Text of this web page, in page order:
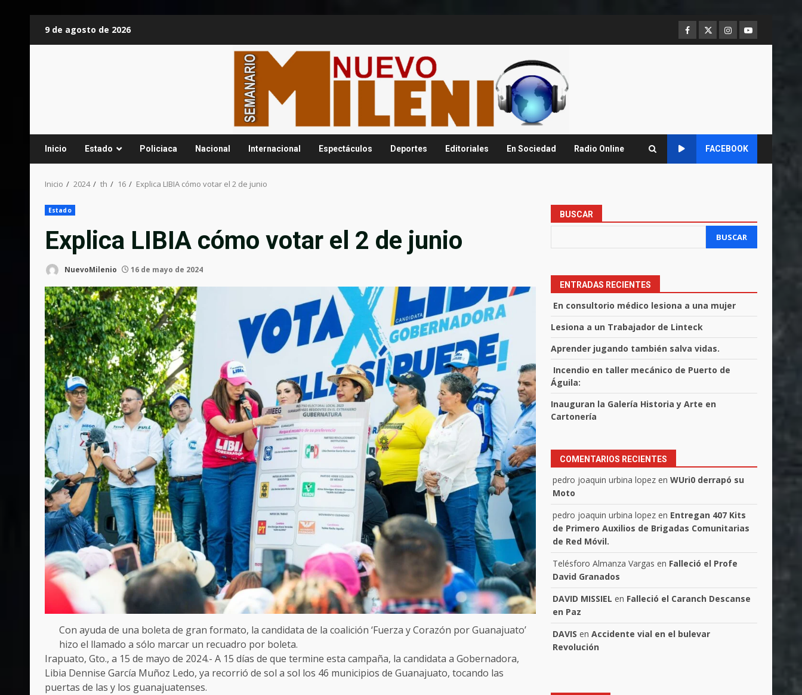
9 de agosto de 2026 Facebook
TwitterInstagram
Youtube
Inicio Estado Policiaca Nacional Internacional Espectáculos Deportes Editoriales En Sociedad Radio Online FACEBOOK
Inicio 2024 th 16 Explica LIBIA cómo votar el 2 de junio
Estado
Explica LIBIA cómo votar el 2 de junio
NuevoMilenio 16 de mayo de 2024
Con ayuda de una boleta de gran formato, la candidata de la coalición ‘Fuerza y Corazón por Guanajuato’
hizo el llamado a sólo marcar un recuadro por boleta.
Irapuato, Gto., a 15 de mayo de 2024.- A 15 días de que termine esta campaña, la candidata a Gobernadora,
Libia Dennise García Muñoz Ledo, ya recorrió de sol a sol los 46 municipios de Guanajuato, tocando las
puertas de las y los guanajuatenses.
BUSCAR
BUSCAR
ENTRADAS RECIENTES
En consultorio médico lesiona a una mujer
Lesiona a un Trabajador de Linteck
Aprender jugando también salva vidas.
Incendio en taller mecánico de Puerto de
Águila:
Inauguran la Galería Historia y Arte en
Cartonería
COMENTARIOS RECIENTES
pedro joaquin urbina lopez enWUri0 derrapó su
Moto
pedro joaquin urbina lopez en Entregan 407 Kits
de Primero Auxilios de Brigadas Comunitarias
de Red Móvil.
Telésforo Almanza Vargas en Falleció el Profe
David Granados
DAVID MISSIEL en Falleció el Caranch Descanse
en Paz
DAVIS enAccidente vial en el bulevar
Revolución